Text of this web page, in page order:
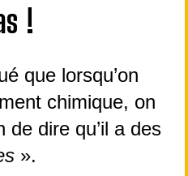
!
que lorsqu’on
chimique, on
de dire qu’il a des
».